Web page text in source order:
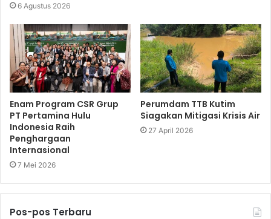
6 Agustus 2026
Enam Program CSR Grup
PT Pertamina Hulu
Indonesia Raih
Penghargaan
Internasional
7 Mei 2026
Perumdam TTB Kutim
Siagakan Mitigasi Krisis Air
27 April 2026
Pos-pos Terbaru